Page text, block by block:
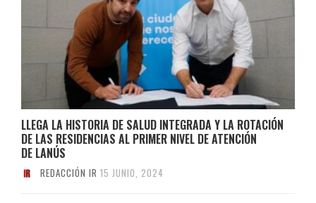
LLEGA LA HISTORIA DE SALUD INTEGRADA Y LA ROTACIÓN
DE LAS RESIDENCIAS AL PRIMER NIVEL DE ATENCIÓN
DE LANÚS
REDACCIÓN IR 15 JUNIO, 2024